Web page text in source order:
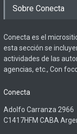
Sobre Conecta
Conecta es el
esta sección se
actividades de las
agencias, etc., Con
Conecta
Adolfo Carranza 2966
C1417HFM CABA